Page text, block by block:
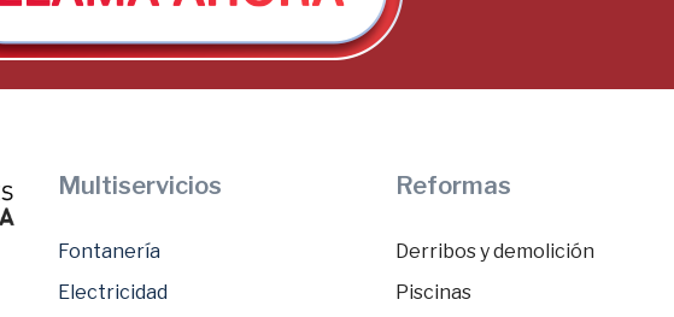
Multiservicios
Fontanería
Electricidad
Reformas
Derribos y demolición
Piscinas